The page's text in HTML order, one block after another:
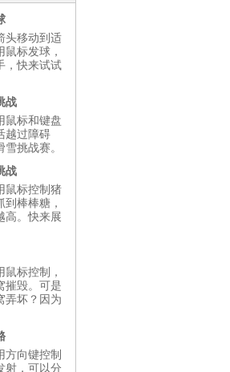
头移动到适
鼠标发球，
，快来试试
战
鼠标和键盘
越过障碍
挑战赛。
战
鼠标控制猪
棒棒糖，
高。快来展
标控制，
摧毁。可是
弄坏？因为
方向键控制
射，可以分